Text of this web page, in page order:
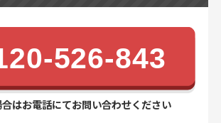
526-843
はお電話にてお問い合わせください